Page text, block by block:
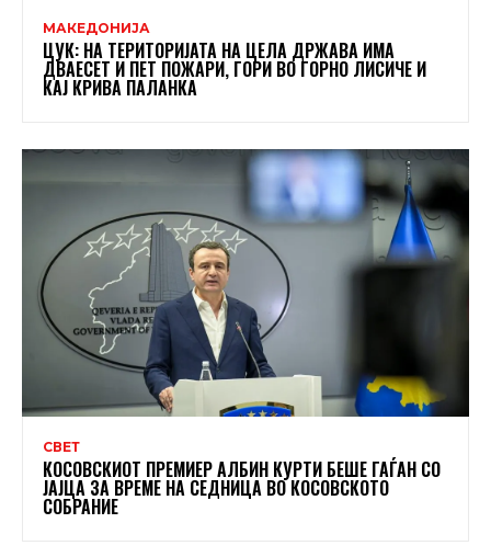
МАКЕДОНИЈА
ЦУК: НА ТЕРИТОРИЈАТА НА ЦЕЛА ДРЖАВА ИМА
ДВАЕСЕТ И ПЕТ ПОЖАРИ, ГОРИ ВО ГОРНО ЛИСИЧЕ И
КАЈ КРИВА ПАЛАНКА
СВЕТ
КОСОВСКИОТ ПРЕМИЕР АЛБИН КУРТИ БЕШЕ ГАЃАН СО
ЈАЈЦА ЗА ВРЕМЕ НА СЕДНИЦА ВО КОСОВСКОТО
СОБРАНИЕ